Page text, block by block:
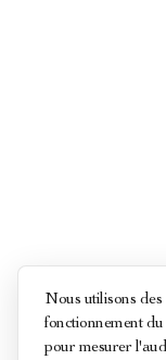
Nous utilisons
fonctionnement
pour mesurer